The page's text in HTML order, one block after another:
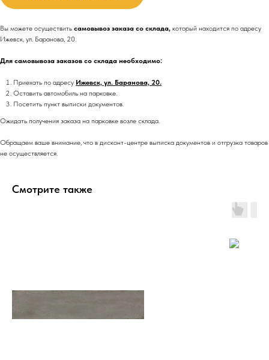
Вы можете осуществить самовывоз заказа со склада, который находится по адресу
Ижевск, ул. Баранова, 20.
Для самовывоза заказов со склада необходимо:
Приехать по адресу Ижевск, ул. Баранова, 20.
Оставить автомобиль на парковке.
Посетить пункт выписки документов.
Ожидать получения заказа на парковке возле склада.
Обращаем ваше внимание, что в дисконт-центре выписка документов и отгрузка товаров
не осуществляется.
Смотрите также